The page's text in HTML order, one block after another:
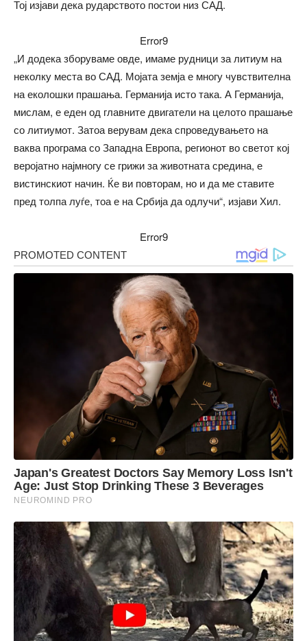
Тој изјави дека рударството постои низ САД.
Error9
„И додека зборуваме овде, имаме рудници за литиум на
неколку места во САД. Мојата земја е многу чувствителна
на еколошки прашања. Германија исто така. А Германија,
мислам, е еден од главните двигатели на целото прашање
со литиумот. Затоа верувам дека спроведувањето на
ваква програма со Западна Европа, регионот во светот кој
веројатно најмногу се грижи за животната средина, е
вистинскиот начин. Ќе ви повторам, но и да ме ставите
пред толпа луѓе, тоа е на Србија да одлучи“, изјави Хил.
Error9